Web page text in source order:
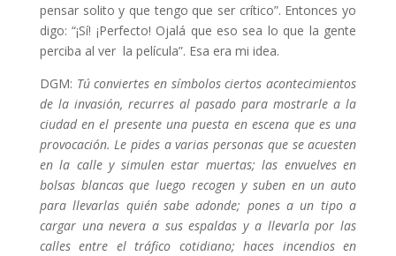
pensar solito y que tengo que ser crítico”. Entonces yo
digo: “¡Sí! ¡Perfecto! Ojalá que eso sea lo que la gente
perciba al ver la película”. Esa era mi idea.
DGM: Tú conviertes en símbolos ciertos acontecimientos
de la invasión, recurres al pasado para mostrarle a la
ciudad en el presente una puesta en escena que es una
provocación. Le pides a varias personas que se acuesten
en la calle y simulen estar muertas; las envuelves en
bolsas blancas que luego recogen y suben en un auto
para llevarlas quién sabe adonde; pones a un tipo a
cargar una nevera a sus espaldas y a llevarla por las
calles entre el tráfico cotidiano; haces incendios en